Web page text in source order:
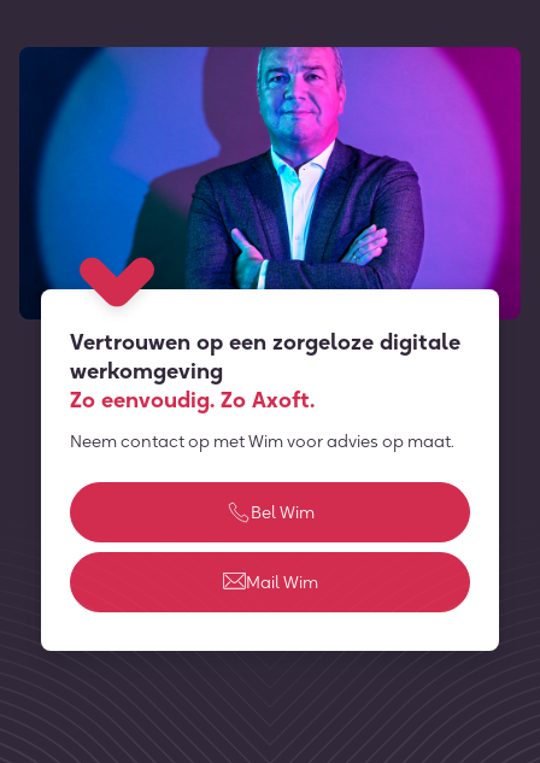
Vertrouwen op een zorgeloze digitale
werkomgeving
Zo eenvoudig. Zo Axoft.
Neem contact op met Wim voor advies op maat.
Bel Wim
Mail Wim